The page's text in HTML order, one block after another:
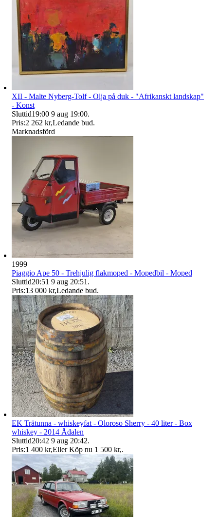
XII - Malte Nyberg-Tolf - Olja på duk - "Afrikanskt landskap"
- Konst
Sluttid19:00 9 aug 19:00.
Pris:2 262 kr,Ledande bud.
Marknadsförd
1999
Piaggio Ape 50 - Trehjulig flakmoped - Mopedbil - Moped
Sluttid20:51 9 aug 20:51 .
Pris:13 000 kr,Ledande bud.
EK Trätunna - whiskeyfat - Oloroso Sherry - 40 liter - Box
whiskey - 2014 Ådalen
Sluttid20:42 9 aug 20:42.
Pris:1 400 kr,Eller Köp nu 1 500 kr,.